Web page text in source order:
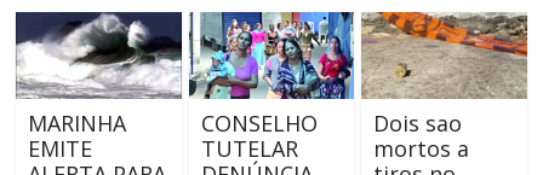
MARINHA
EMITE
CONSELHO
TUTELAR
Dois sao
mortos a